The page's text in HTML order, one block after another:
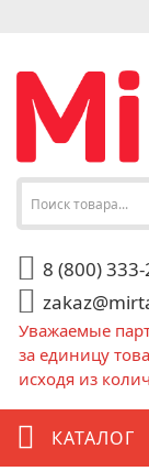
8 (800)
Уважаемые
за единицу
исходя из
КАТАЛОГ